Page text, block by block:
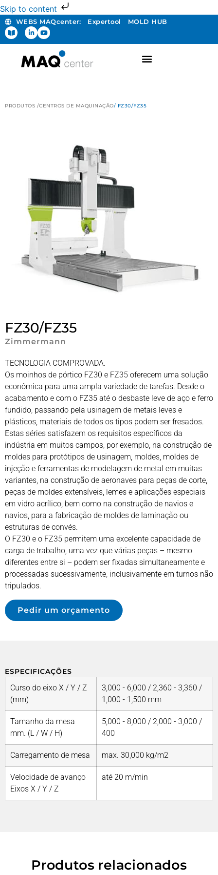
Skip to content
WEBS MAQcenter: Expertool MOLD HUB
PRODUTOS /CENTROS DE MAQUINAÇÃO/ FZ30/FZ35
FZ30/FZ35
Zimmermann
TECNOLOGIA COMPROVADA.
Os moinhos de pórtico FZ30 e FZ35 oferecem uma solução
econômica para uma ampla variedade de tarefas. Desde o
acabamento e com o FZ35 até o desbaste leve de aço e ferro
fundido, passando pela usinagem de metais leves e
plásticos, materiais de todos os tipos podem ser fresados.
Estas séries satisfazem os requisitos específicos da
indústria em muitos campos, por exemplo, na construção de
moldes para protótipos de usinagem, moldes, moldes de
injeção e ferramentas de modelagem de metal em muitas
variantes, na construção de aeronaves para peças de corte,
peças de moldes extensíveis, lemes e aplicações especiais
em vidro acrílico, bem como na construção de navios e
navios, para a fabricação de moldes de laminação ou
estruturas de convés.
O FZ30 e o FZ35 permitem uma excelente capacidade de
carga de trabalho, uma vez que várias peças – mesmo
diferentes entre si – podem ser fixadas simultaneamente e
processadas sucessivamente, inclusivamente em turnos não
tripulados.
Pedir um orçamento
ESPECIFICAÇÕES
Curso do eixo X / Y / Z
(mm)
3,000 - 6,000 / 2,360 - 3,360 /
1,000 - 1,500 mm
Tamanho da mesa
mm. (L / W / H)
5,000 - 8,000 / 2,000 - 3,000 /
400
Carregamento de mesa max. 30,000 kg/m2
Velocidade de avanço
Eixos X / Y / Z
até 20 m/min
Produtos relacionados